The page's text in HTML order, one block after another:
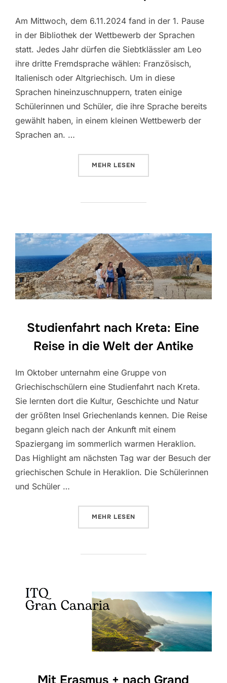
Am Mittwoch, dem 6.11.2024 fand in der 1. Pause
in der Bibliothek der Wettbewerb der Sprachen
statt. Jedes Jahr dürfen die Siebtklässler am Leo
ihre dritte Fremdsprache wählen: Französisch,
Italienisch oder Altgriechisch. Um in diese
Sprachen hineinzuschnuppern, traten einige
Schülerinnen und Schüler, die ihre Sprache bereits
gewählt haben, in einem kleinen Wettbewerb der
Sprachen an. …
MEHR ÜBER „WETTBEWERB DER
LESEN
Studienfahrt nach Kreta: Eine
Reise in die Welt der Antike
Im Oktober unternahm eine Gruppe von
Griechischschülern eine Studienfahrt nach Kreta.
Sie lernten dort die Kultur, Geschichte und Natur
der größten Insel Griechenlands kennen. Die Reise
begann gleich nach der Ankunft mit einem
Spaziergang im sommerlich warmen Heraklion.
Das Highlight am nächsten Tag war der Besuch der
griechischen Schule in Heraklion. Die Schülerinnen
und Schüler …
MEHR ÜBER „STUDIENFAHRT NACH
LESEN
Mit Erasmus + nach Grand